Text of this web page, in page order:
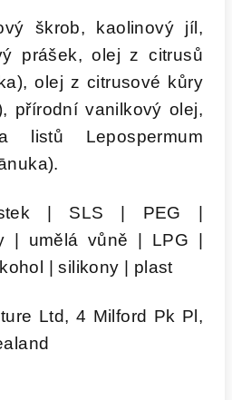
škrob, kaolinový jíl,
prášek, olej z citrusů
olej z citrusové kůry
přírodní vanilkový olej,
Lepospermum
| SLS | PEG |
| umělá vůně | LPG |
| silikony | plast
Ltd, 4 Milford Pk Pl,